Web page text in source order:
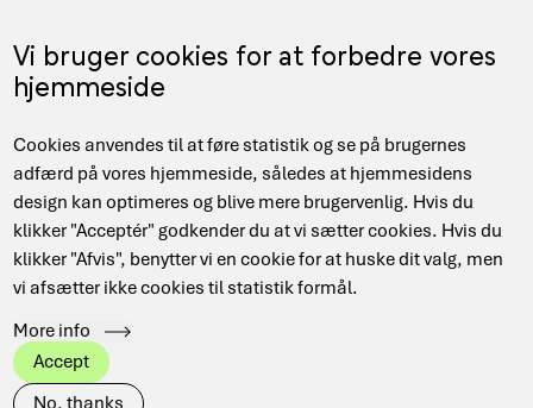
Vi bruger cookies for at forbedre vores
hjemmeside
Cookies anvendes til at føre statistik og se på brugernes
adfærd på vores hjemmeside, således at hjemmesidens
design kan optimeres og blive mere brugervenlig. Hvis du
klikker "Acceptér" godkender du at vi sætter cookies. Hvis du
klikker "Afvis", benytter vi en cookie for at huske dit valg, men
vi afsætter ikke cookies til statistik formål.
More info
Accept
No, thanks
til
hovedindhold
EN
Main
navigation
Brødkrumme
Hjem Forskningsnettet
Forskningsnettet
Forskningsnettet er udviklet til at